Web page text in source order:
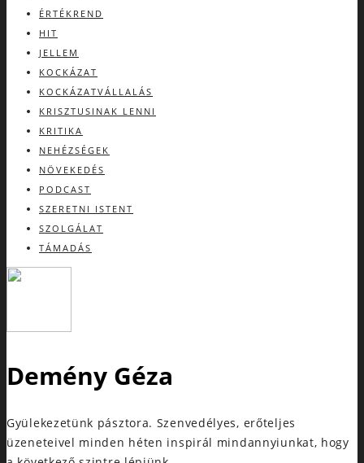
ÉRTÉKREND
HIT
JELLEM
KOCKÁZAT
KOCKÁZATVÁLLALÁS
KRISZTUSINAK LENNI
KRITIKA
NEHÉZSÉGEK
NÖVEKEDÉS
PODCAST
SZERETNI ISTENT
SZOLGÁLAT
TÁMADÁS
Demény Géza
Gyülekezetünk pásztora. Szenvedélyes, erőteljes
üzeneteivel minden héten inspirál mindannyiunkat, hogy